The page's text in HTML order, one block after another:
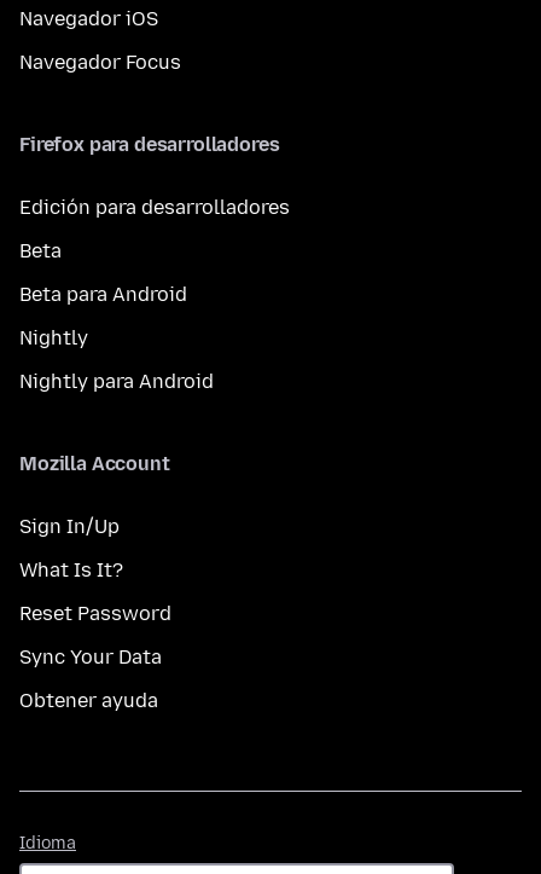
Navegador iOS
Navegador Focus
Firefox para desarrolladores
Edición para desarrolladores
Beta
Beta para Android
Nightly
Nightly para Android
Mozilla Account
Sign In/Up
What Is It?
Reset Password
Sync Your Data
Obtener ayuda
Idioma